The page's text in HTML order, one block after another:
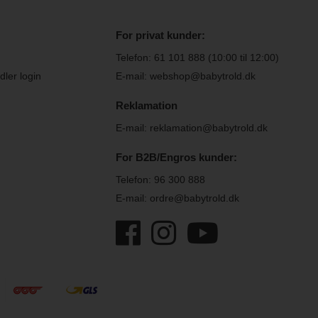
login
For privat kunder:
Telefon: 61 101 888 (10:00 til 12:00)
E-mail: webshop@babytrold.dk
Reklamation
E-mail: reklamation@babytrold.dk
For B2B/Engros kunder:
Telefon: 96 300 888
E-mail: ordre@babytrold.dk